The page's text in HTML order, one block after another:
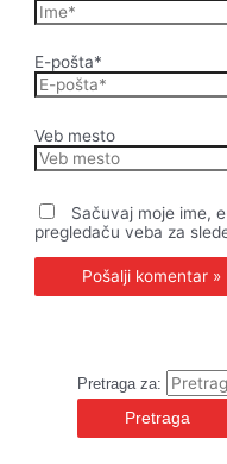
E-pošta*
Veb mesto
Sačuvaj moje ime,
pregledaču veba za
Pretraga za: